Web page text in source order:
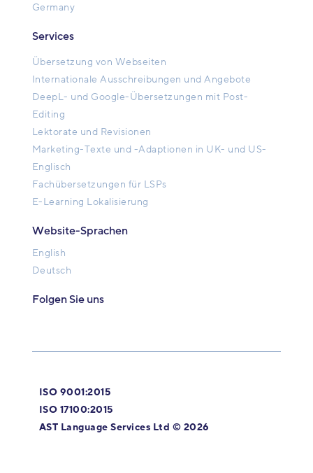
Germany
Services
Übersetzung von Webseiten
Internationale Ausschreibungen und Angebote
DeepL- und Google-Übersetzungen mit Post-
Editing
Lektorate und Revisionen
Marketing-Texte und -Adaptionen in UK- und US-
Englisch
Fachübersetzungen für LSPs
E-Learning Lokalisierung
Website-Sprachen
English
Deutsch
Folgen Sie uns
ISO 9001:2015
ISO 17100:2015
AST Language Services Ltd © 2026